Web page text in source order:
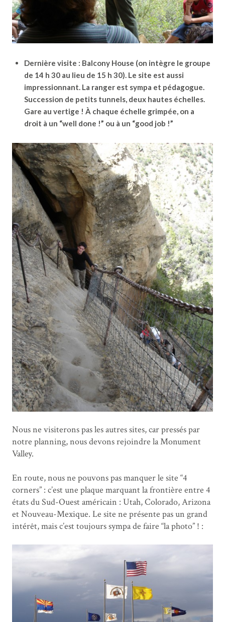
Dernière visite : Balcony House (on intègre le groupe
de 14 h 30 au lieu de 15 h 30). Le site est aussi
impressionnant. La ranger est sympa et pédagogue.
Succession de petits tunnels, deux hautes échelles.
Gare au vertige ! À chaque échelle grimpée, on a
droit à un “well done !” ou à un “good job !”
Nous ne visiterons pas les autres sites, car pressés par
notre planning, nous devons rejoindre la Monument
Valley.
En route, nous ne pouvons pas manquer le site “4
corners” : c’est une plaque marquant la frontière entre 4
états du Sud-Ouest américain : Utah, Colorado, Arizona
et Nouveau-Mexique. Le site ne présente pas un grand
intérêt, mais c’est toujours sympa de faire “la photo” ! :